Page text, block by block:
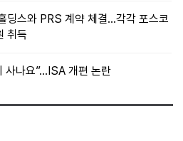
딩스와 PRS 계약 체결…각각 포스코
취득
사나요”…ISA 개편 논란